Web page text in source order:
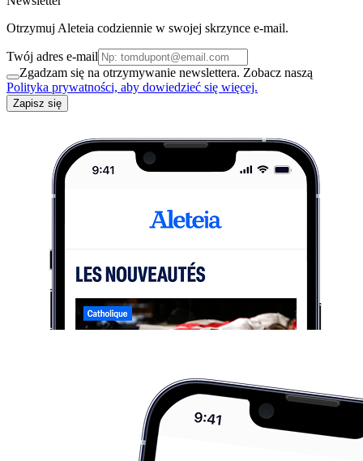
Otrzymuj Aleteia codziennie w swojej skrzynce e-mail.
Twój adres e-mail
Zgadzam się na otrzymywanie newslettera. Zobacz naszą
Polityka prywatności, aby dowiedzieć się więcej.
Zapisz się